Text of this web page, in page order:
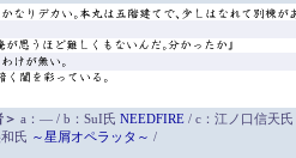
a：― / b：SuI氏 NEEDFIRE / c：江ノ口信天氏
氏 ～星屑オペラッタ～ /